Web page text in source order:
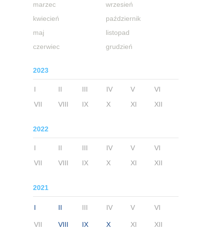
marzec
kwiecień
maj
czerwiec
wrzesień
październik
listopad
grudzień
2023
I II III IV V
VI
VII
VIII IX X XI XII
2022
I II III IV V
VI
VII
VIII IX X XI XII
2021
I II III IV V VI
VII VIII IX X XI XII